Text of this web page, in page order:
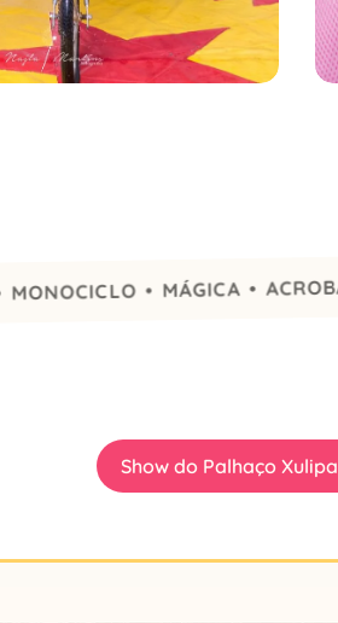
• MÁGICA • ACROBACIA
Show do Palhaço Xulipa